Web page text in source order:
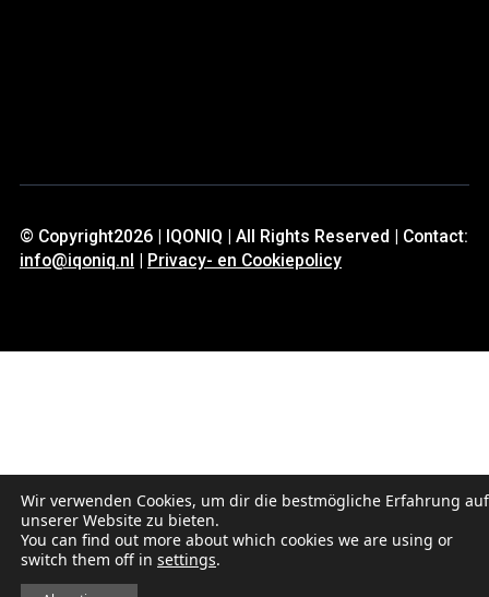
© Copyright2026 | IQONIQ | All Rights Reserved | Contact:
info@iqoniq.nl
Privacy- en Cookiepolicy
Wir verwenden Cookies, um dir die bestmögliche Erfahrung auf
unserer Website zu bieten.
You can find out more about which cookies we are using or
switch them off in settings.